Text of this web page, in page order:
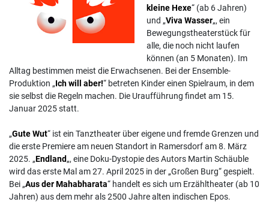
kleine Hexe“ (ab 6 Jahren)
und „Viva Wasser„, ein
Bewegungstheaterstück für
alle, die noch nicht laufen
können (an 5 Monaten). Im
Alltag bestimmen meist die Erwachsenen. Bei der Ensemble-
Produktion „Ich will aber!“ betreten Kinder einen Spielraum, in dem
sie selbst die Regeln machen. Die Uraufführung findet am 15.
Januar 2025 statt.
„Gute Wut“ ist ein Tanztheater über eigene und fremde Grenzen und
die erste Premiere am neuen Standort in Ramersdorf am 8. März
2025. „Endland„, eine Doku-Dystopie des Autors Martin Schäuble
wird das erste Mal am 27. April 2025 in der „Großen Burg“ gespielt.
Bei „Aus der Mahabharata“ handelt es sich um Erzähltheater (ab 10
Jahren) aus dem mehr als 2500 Jahre alten indischen Epos.